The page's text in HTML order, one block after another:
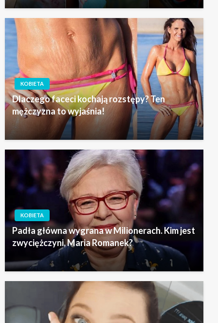
KOBIETA
Dlaczego faceci kochają rozstępy? Ten
mężczyzna to wyjaśnia!
KOBIETA
Padła główna wygrana w Milionerach. Kim jest
zwyciężczyni, Maria Romanek?